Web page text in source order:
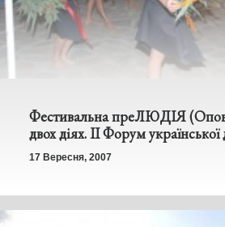
Фестивальна преЛЮДІЯ
двох діях. ІІ Форум української
17 Вересня, 2007